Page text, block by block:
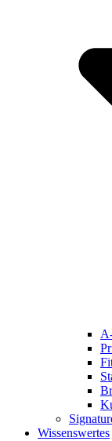
Wissenswertes